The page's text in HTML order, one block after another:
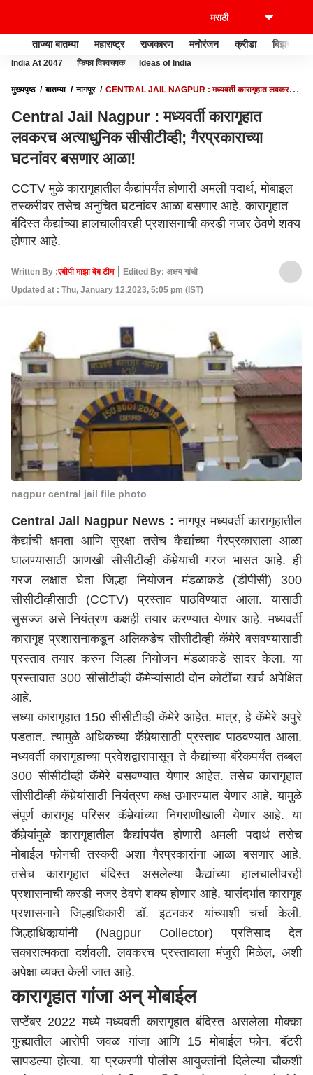
ताज्या बातम्या महाराष्ट्र राजकारण मनोरंजन क्रीडा बिझनेस
India At 2047 फिफा विश्वचषक Ideas of India
मुख्यपृष्ठ बातम्या नागपूर
CENTRAL JAIL NAGPUR : मध्यवर्ती कारागृहात लवकरच
Central Jail Nagpur : मध्यवर्ती कारागृहात
लवकरच अत्याधुनिक सीसीटीव्ही; गैरप्रकाराच्या
घटनांवर बसणार आळा!
CCTV मुळे कारागृहातील कैद्यांपर्यंत होणारी अमली पदार्थ, मोबाइल
तस्करीवर तसेच अनुचित घटनांवर आळा बसणार आहे. कारागृहात
बंदिस्त कैद्यांच्या हालचालीवरही प्रशासनाची करडी नजर ठेवणे शक्य
होणार आहे.
Written By :एबीपी माझा वेब टीम
Edited By: अक्षय गांधी
Updated at : Thu, January 12,2023, 5:05 pm (IST)
nagpur central jail file photo
Central Jail Nagpur News : नागपूर मध्यवर्ती कारागृहातील
कैद्यांची क्षमता आणि सुरक्षा तसेच कैद्यांच्या गैरप्रकाराला आळा
घालण्यासाठी आणखी सीसीटीव्ही कॅमेर्‍याची गरज भासत आहे. ही
गरज लक्षात घेता जिल्हा नियोजन मंडळाकडे (डीपीसी) 300
सीसीटीव्हीसाठी (CCTV) प्रस्ताव पाठविण्यात आला. यासाठी
सुसज्ज असे नियंत्रण कक्षही तयार करण्यात येणार आहे. मध्यवर्ती
कारागृह प्रशासनाकडून अलिकडेच सीसीटीव्ही कॅमेरे बसवण्यासाठी
प्रस्ताव तयार करुन जिल्हा नियोजन मंडळाकडे सादर केला. या
प्रस्तावात 300 सीसीटीव्ही कॅमेऱ्यांसाठी दोन कोटींचा खर्च अपेक्षित
आहे.
सध्या कारागृहात 150 सीसीटीव्ही कॅमेरे आहेत. मात्र, हे कॅमेरे अपुरे
पडतात. त्यामुळे अधिकच्या कॅमेर्‍यासाठी प्रस्ताव पाठवण्यात आला.
मध्यवर्ती कारागृहाच्या प्रवेशद्वारापासून ते कैद्यांच्या बॅरेकपर्यंत तब्बल
300 सीसीटीव्ही कॅमेरे बसवण्यात येणार आहेत. तसेच कारागृहात
सीसीटीव्ही कॅमेर्‍यांसाठी नियंत्रण कक्ष उभारण्यात येणार आहे. यामुळे
संपूर्ण कारागृह परिसर कॅमेर्‍यांच्या निगराणीखाली येणार आहे. या
कॅमेर्‍यांमुळे कारागृहातील कैद्यांपर्यंत होणारी अमली पदार्थ तसेच
मोबाईल फोनची तस्करी अशा गैरप्रकारांना आळा बसणार आहे.
तसेच कारागृहात बंदिस्त असलेल्या कैद्यांच्या हालचालीवरही
प्रशासनाची करडी नजर ठेवणे शक्य होणार आहे. यासंदर्भात कारागृह
प्रशासनाने जिल्हाधिकारी डॉ. इटनकर यांच्याशी चर्चा केली.
जिल्हाधिकार्‍यांनी (Nagpur Collector) प्रतिसाद देत
सकारात्मकता दर्शवली. लवकरच प्रस्तावाला मंजुरी मिळेल, अशी
अपेक्षा व्यक्त केली जात आहे.
कारागृहात गांजा अन् मोबाईल
सप्टेंबर 2022 मध्ये मध्यवर्ती कारागृहात बंदिस्त असलेला मोक्का
गुन्ह्यातील आरोपी जवळ गांजा आणि 15 मोबाईल फोन, बॅटरी
सापडल्या होत्या. या प्रकरणी पोलीस आयुक्तांनी दिलेल्या चौकशी